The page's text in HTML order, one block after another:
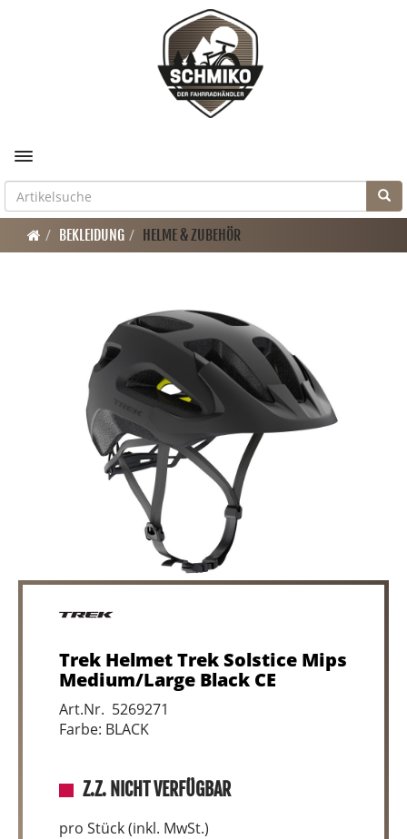
Toggle navigation
BEKLEIDUNG HELME & ZUBEHÖR
Trek Helmet Trek Solstice Mips
Medium/Large Black CE
Art.Nr. 5269271
Farbe: BLACK
Z.Z. NICHT VERFÜGBAR
pro Stück (inkl. MwSt.)